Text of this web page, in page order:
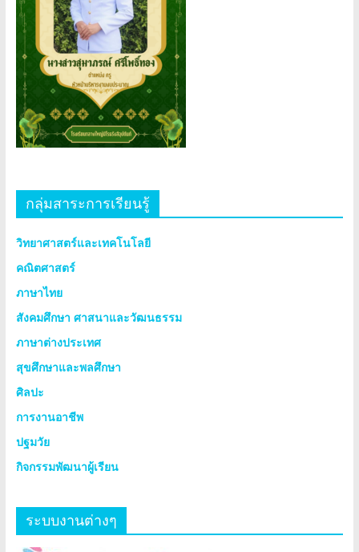
กลุ่มสาระการเรียนรู้
วิทยาศาสตร์และเทคโนโลยี
คณิตศาสตร์
ภาษาไทย
สังคมศึกษา ศาสนาและวัฒนธรรม
ภาษาต่างประเทศ
สุขศึกษาและพลศึกษา
ศิลปะ
การงานอาชีพ
ปฐมวัย
กิจกรรมพัฒนาผู้เรียน
ระบบงานต่างๆ